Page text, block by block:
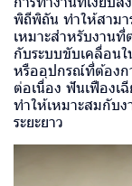
พิถีพิถัน ทำให้สามา
เหมาะสำหรับงาน
กับระบบขับเคลื่อน
หรืออุปกรณ์ที่ต้องกา
ต่อเนื่อง ฟันเฟืองเ
ทำให้เหมาะสมกับ
ระยะยาว